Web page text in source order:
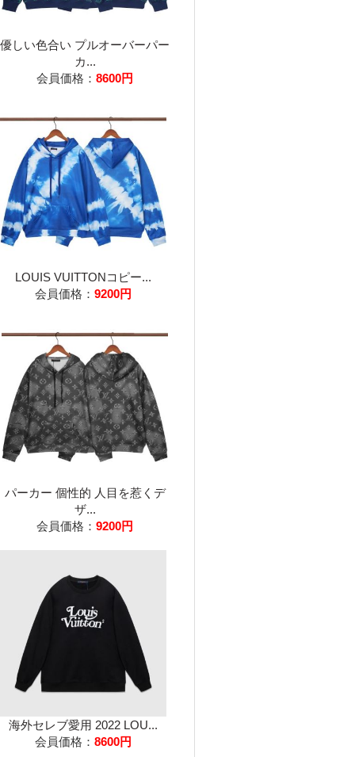
優しい色合い プルオーバーパー
カ...
会員価格： 8600円
LOUIS VUITTONコピー...
会員価格： 9200円
パーカー 個性的 人目を惹くデ
ザ...
会員価格： 9200円
海外セレブ愛用 2022 LOU...
会員価格： 8600円